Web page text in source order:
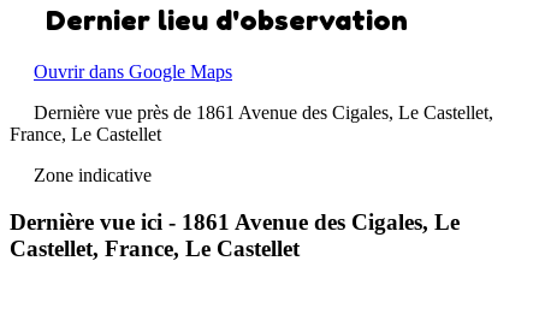
Dernier lieu d'observation
Ouvrir dans Google Maps
Dernière vue près de 1861 Avenue des Cigales, Le Castellet,
France, Le Castellet
Zone indicative
Dernière vue ici - 1861 Avenue des Cigales, Le
Castellet, France, Le Castellet